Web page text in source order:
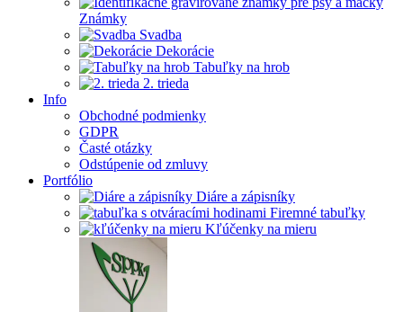
Známky
Svadba
Dekorácie
Tabuľky na hrob
2. trieda
Info
Obchodné podmienky
GDPR
Časté otázky
Odstúpenie od zmluvy
Portfólio
Diáre a zápisníky
Firemné tabuľky
Kľúčenky na mieru